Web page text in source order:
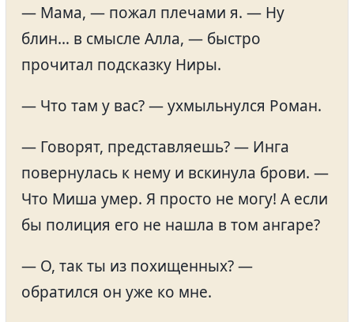
— Мама, — пожал плечами я. — Ну
блин… в смысле Алла, — быстро
прочитал подсказку Ниры.
— Что там у вас? — ухмыльнулся Роман.
— Говорят, представляешь? — Инга
повернулась к нему и вскинула брови. —
Что Миша умер. Я просто не могу! А если
бы полиция его не нашла в том ангаре?
— О, так ты из похищенных? —
обратился он уже ко мне.